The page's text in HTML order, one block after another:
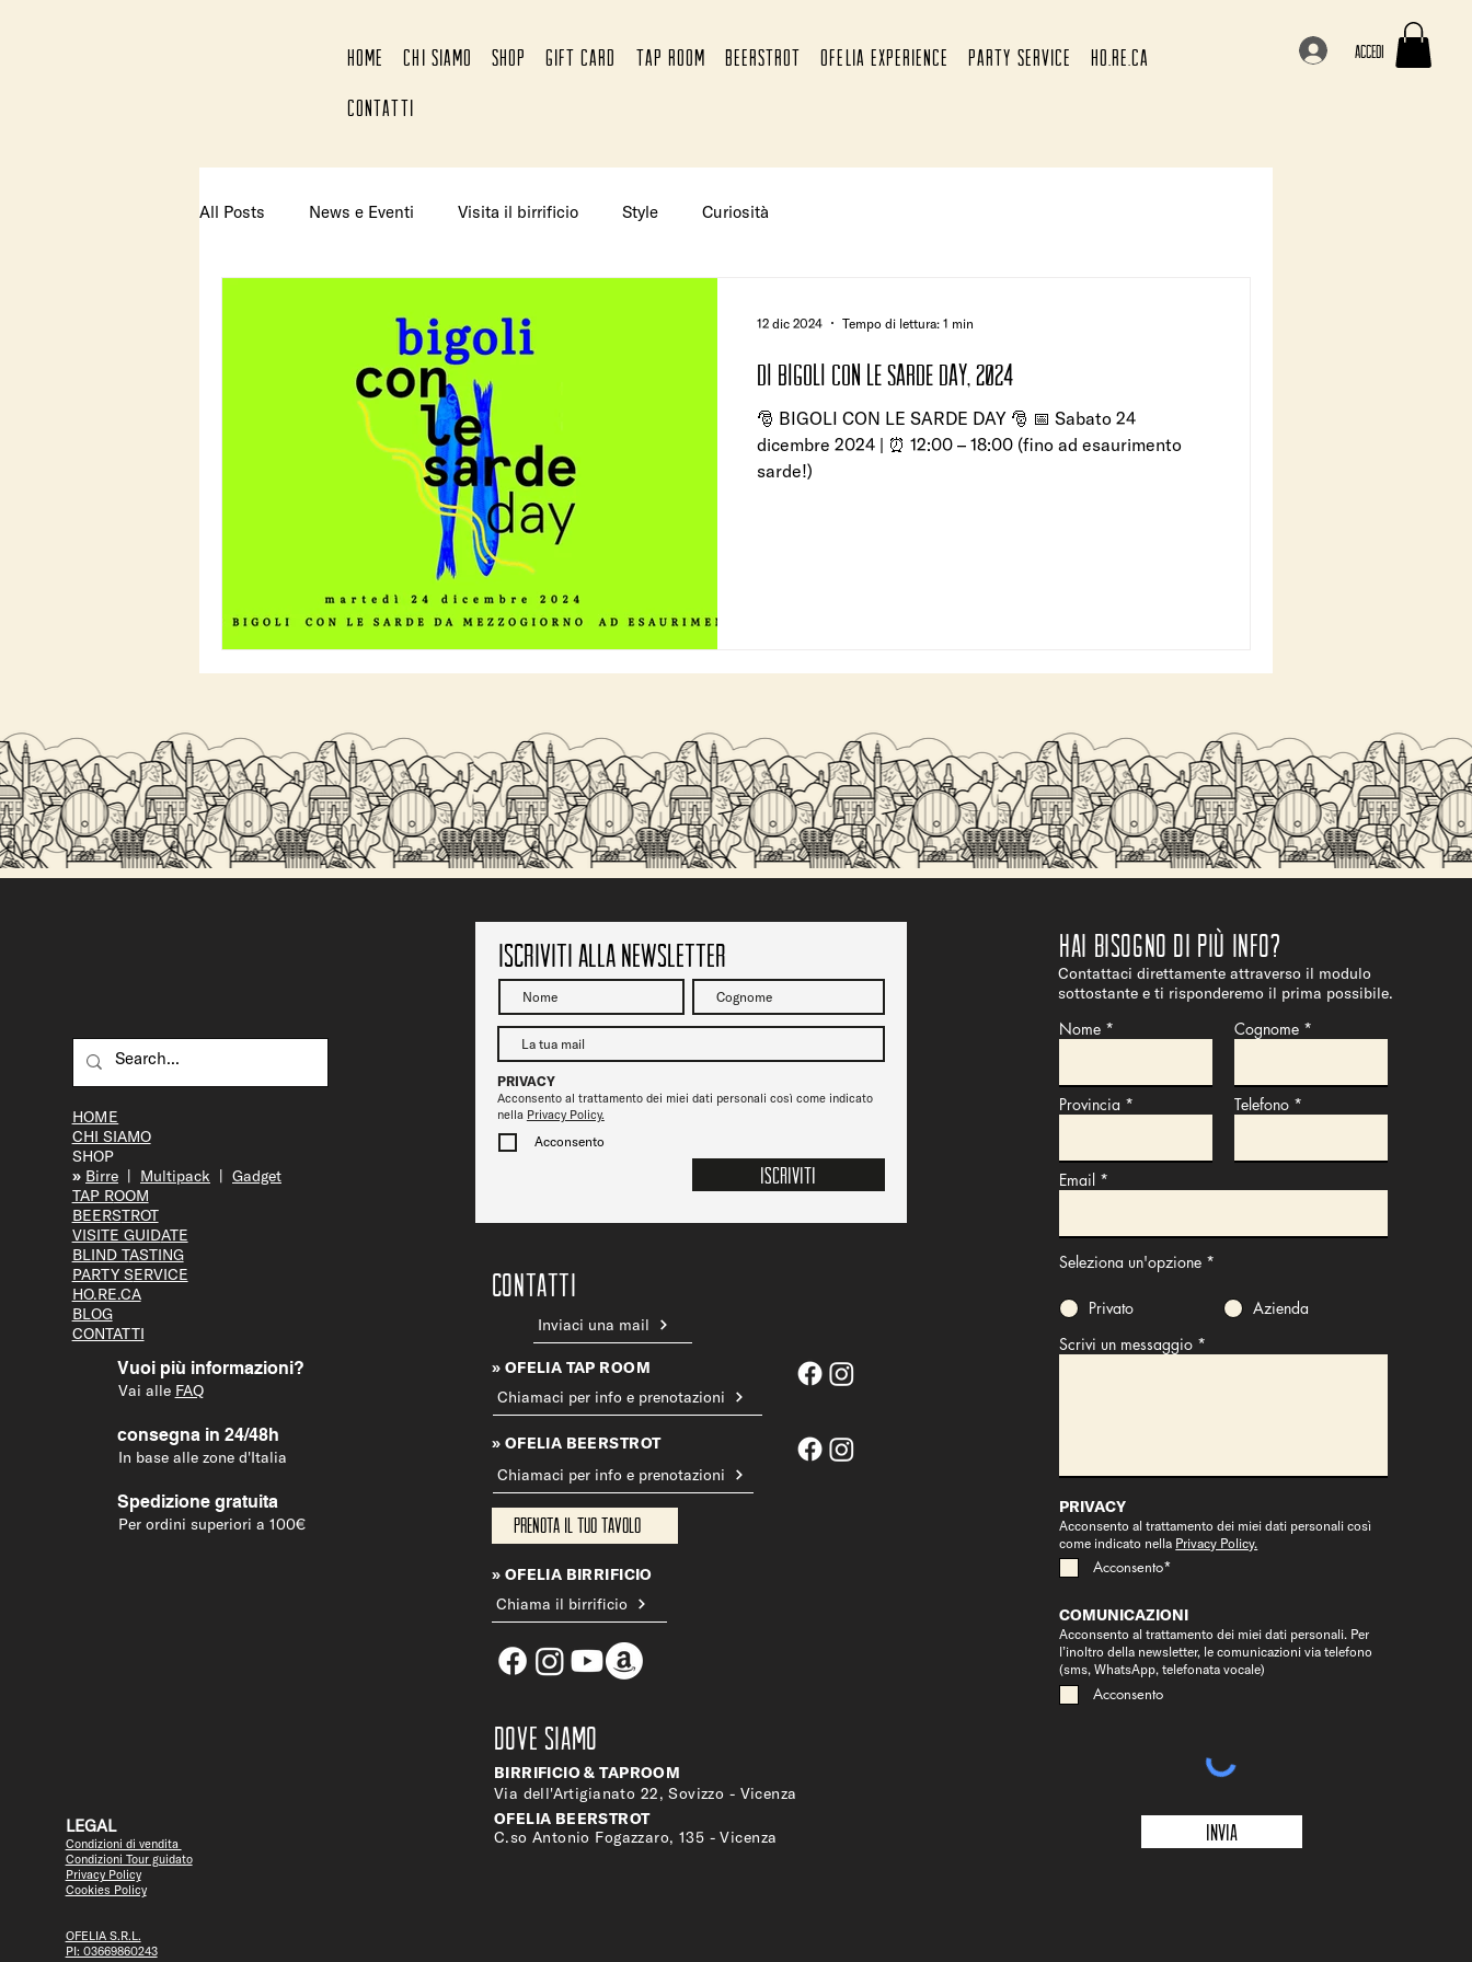
Accedi
HOME CHI SIAMO SHOP GIFT CARD TAP ROOM BEERSTROT OFELIA EXPERIENCE PARTY SERVICE
HO.RE.CA
CONTATTI
All Posts News e Eventi Visita il birrificio Style Curiosità
di BIGOLI CON LE SARDE DAY, 2024
🎅 BIGOLI CON LE SARDE DAY 🎅 📅 Sabato 24
dicembre 2024 | ⏰ 12:00 – 18:00 (fino ad esaurimento
sarde!)
12 dic 2024 Tempo di lettura: 1 min
HOME
CHI SIAMO
SHOP
» Birre | Multipack | Gadget
TAP ROOM
BEERSTROT
VISITE GUIDATE
BLIND TASTING
PARTY SERVICE
HO.RE.CA
BLOG
CONTATTI
Vuoi più informazioni?
Vai alle FAQ
consegna in 24/48h
In base alle zone d'Italia
Spedizione gratuita
Per ordini superiori a 100€
LEGAL
Condizioni di vendita
Condizioni Tour guidato
Privacy Policy
Cookies Policy
OFELIA S.R.L.
PI: 03669860243
Iscriviti alla newsletter
PRIVACY
Acconsento al trattamento dei miei dati personali così come indicato
nella Privacy Policy.
Acconsento
Iscriviti
CONTATTi
Inviaci una mail
» OFELIA TAP ROOM
Chiamaci per info e prenotazioni
» OFELIA BEERSTROT
Chiamaci per info e prenotazioni
Prenota il tuo tavolo
» OFELIA BIRRIFICIO
Chiama il birrificio
DOVE SIAMO
BIRRIFICIO & TAPROOM
Via dell'Artigianato 22, Sovizzo - Vicenza
OFELIA BEERSTROT
C.so Antonio Fogazzaro, 135 - Vicenza
Hai bisogno di più info?
Contattaci direttamente attraverso il modulo
sottostante e ti risponderemo il prima possibile.
Nome
Provincia
Cognome
Telefono
Email
Seleziona un'opzione *
Privato
Azienda
Scrivi un messaggio
PRIVACY
Acconsento al trattamento dei miei dati personali così
come indicato nella Privacy Policy.
Acconsento*
COMUNICAZIONI
Acconsento al trattamento dei miei dati personali. Per
l’inoltro della newsletter, le comunicazioni via telefono
(sms, WhatsApp, telefonata vocale)
Acconsento
Invia